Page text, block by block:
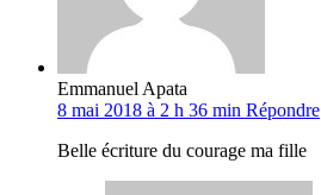
Emmanuel Apata
8 mai 2018 à 2 h 36 min Répondre
Belle écriture du courage ma fille